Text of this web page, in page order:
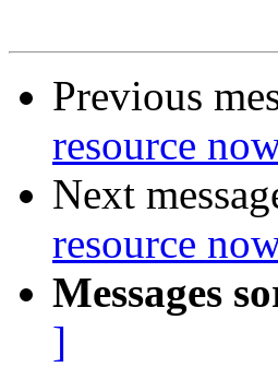
Previous
resource
Next
resource
Messages
]